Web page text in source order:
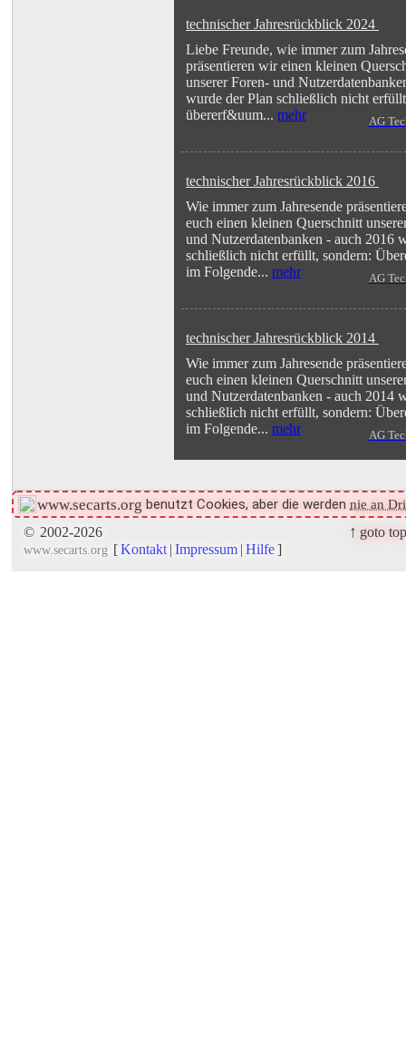
technischer Jahresrückblick 2024
Liebe Freunde, wie immer zum
präsentieren wir einen kleinen
unserer Foren- und
wurde der Plan schließlich nicht
übererf&uum... mehr AG
technischer Jahresrückblick 2016
Wie immer zum Jahresende
euch einen kleinen Querschnitt
und Nutzerdatenbanken - auch 2016
schließlich nicht erfüllt, sondern:
im Folgende... mehr AG
technischer Jahresrückblick 2014
Wie immer zum Jahresende
euch einen kleinen Querschnitt
und Nutzerdatenbanken - auch 2014
schließlich nicht erfüllt, sondern:
im Folgende... mehr AG
www.secarts.org benutzt Cookies, aber die werden nie an
© 2002-2026
www.secarts.org [ Kontakt | Impressum | Hilfe ]
↑ goto top